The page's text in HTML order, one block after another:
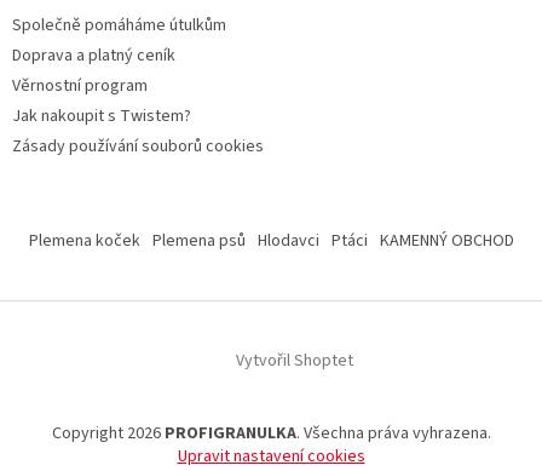
Společně pomáháme útulkům
Doprava a platný ceník
Věrnostní program
Jak nakoupit s Twistem?
Zásady používání souborů cookies
Plemena koček Plemena psů Hlodavci Ptáci KAMENNÝ OBCHOD
Vytvořil Shoptet
Copyright 2026 PROFIGRANULKA. Všechna práva vyhrazena.
Upravit nastavení cookies